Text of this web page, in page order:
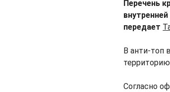
Перечень
передает
В анти-топ
Согласно